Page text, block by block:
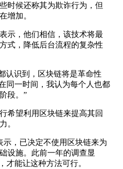
时候还称其为欺诈行为，但
增加。
，他们相信，该技术将最
式，降低后台流程的复杂性
识到，区块链将是革命性
同一时间，我认为每个人也都
段。”
望利用区块链来提高其回
。
，已决定不使用区块链来为
设施。此前一年的调查显
才能让这种方法可行。